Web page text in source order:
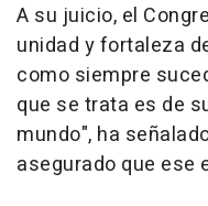
A su juicio, el
unidad y fortaleza
como siempre
que se trata es de
mundo", ha
asegurado que ese